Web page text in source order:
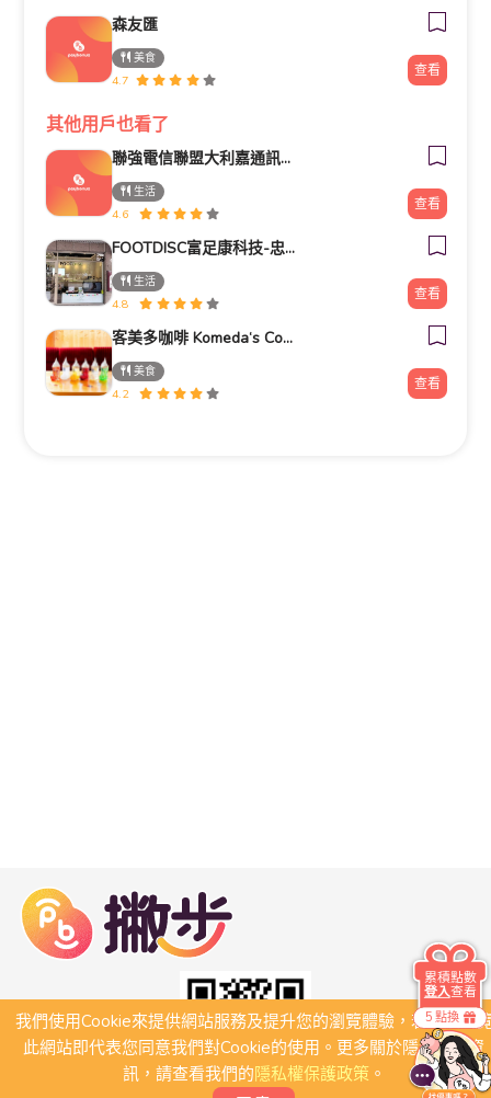
森友匯
美食
4.7
查看
其他用戶也看了
聯強電信聯盟大利嘉通訊生活館
生活
4.6
查看
FOOTDISC富足康科技-忠孝直營門市
生活
4.8
查看
客美多咖啡 Komeda‘s Coffee - 台南小北店
美食
4.2
查看
我們使用Cookie來提供網站服務及提升您的瀏覽體驗，若繼續瀏
此網站即代表您同意我們對Cookie的使用。更多關於隱私保護資
訊，請查看我們的隱私權保護政策。
5 點換
累積點數
登入查看